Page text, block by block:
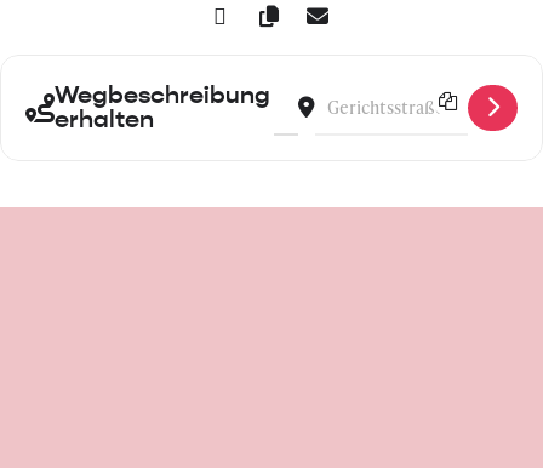
Wegbeschreibung
erhalten
Address - (Host your) Meet-up
Destination Address -